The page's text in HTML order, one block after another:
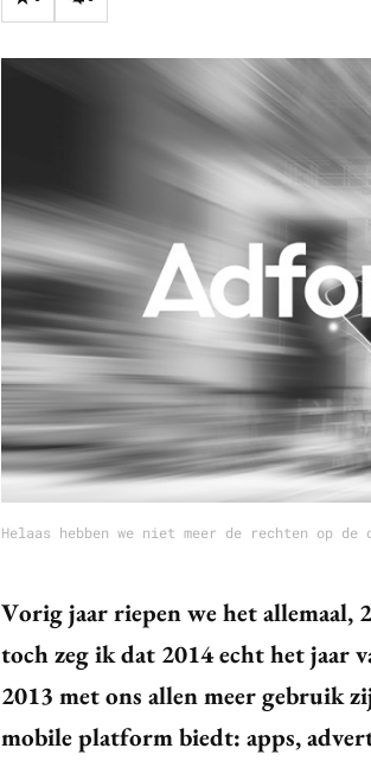
Influencer
Interne
Martech
Helaas hebben we niet meer de rechten op
Vorig jaar riepen we het allemaal,
toch zeg ik dat 2014 echt het jaar
2013 met ons allen meer gebruik
mobile platform biedt: apps,